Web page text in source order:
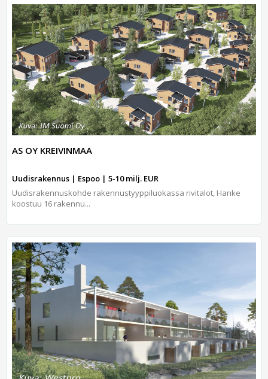
AS OY KREIVINMAA
Uudisrakennus | Espoo | 5-10 milj. EUR
Uudisrakennuskohde rakennustyyppiluokassa rivitalot, Hanke
koostuu 16 rakennu...